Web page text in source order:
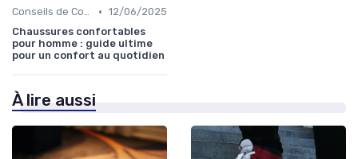
Conseils de Confort au Quotidien • 12/06/2025
Chaussures confortables
pour homme : guide ultime
pour un confort au quotidien
À lire aussi